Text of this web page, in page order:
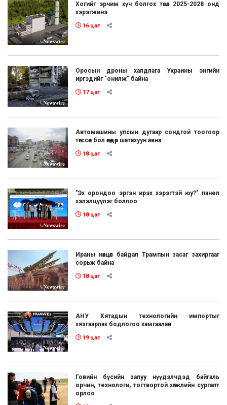
Хогийг эрчим хүч болгох төсөл 2025-2028 онд
хэрэгжинэ
16 цаг
Оросын дроны халдлага Украины энгийн
иргэдийг "онилж" байна
17 цаг
Автомашины улсын дугаар сондгой тоогоор
төгссөн бол өнөөдөр шатахуун авна
18 цаг
"Эх орондоо эргэн ирэх хэрэгтэй юу?" панел
хэлэлцүүлэг боллоо
18 цаг
Ираны нөхцөл байдал Трампын засаг захиргааг
сорьж байна
18 цаг
АНУ Хятадын технологийн импортыг
хязгаарлах бодлогоо хамгаалав
19 цаг
Говийн бүсийн залуу нүүдэлчдэд байгаль
орчин, технологи, тогтвортой хөгжлийн сургалт
орлоо